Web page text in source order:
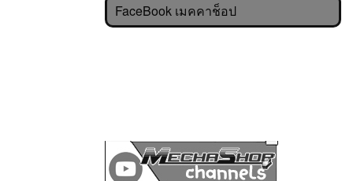
FaceBook เมคคาช็อป